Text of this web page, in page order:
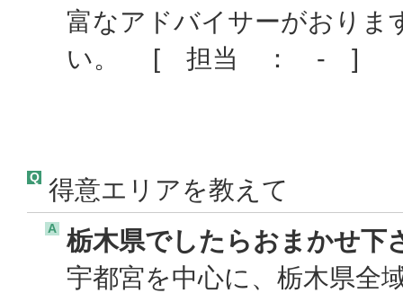
富なアドバイサーがおりま
い。 [ 担当 ： - ]
Q 得意エリアを教えて
A
栃木県でしたらおまかせ下
宇都宮を中心に、栃木県全